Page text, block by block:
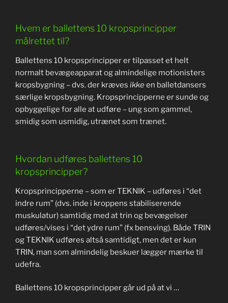
Hvem er ballettens 10 kropsprincipper
målrettet til?
Ballettens 10 kropsprincipper er tilpasset et helt
normalt bevægeapparat og almindelige motionisters
kropsbygning – dvs. der kræves ikkeen balletdansers
særlige kropsbygning. Kropsprincipperne er sunde og
opbyggelige for alle at udføre – ung som gammel,
smidig som usmidig, utrænet som trænet.
Hvordan udføres ballettens 10
kropsprincipper?
Kropsprincipperne – som er TEKNIK – udføres i “det
indre rum” (dvs. inde i kroppens stabiliserende
muskulatur) samtidig med at trin og bevægelser
udføres/vises i “det ydre rum” (fx bensving). Både TRIN
og TEKNIK udføres altså samtidigt, men det er kun
TRIN, man som almindelig beskuer lægger mærke til
udefra.
Ballettens 10 kropsprincipper går ud på at vi …